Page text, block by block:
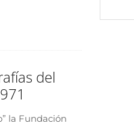
del
la Fundación